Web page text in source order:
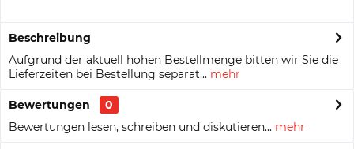
Beschreibung
Aufgrund der aktuell hohen Bestellmenge bitten wir Sie die
Lieferzeiten bei Bestellung separat... mehr
Bewertungen
0
Bewertungen lesen, schreiben und diskutieren... mehr